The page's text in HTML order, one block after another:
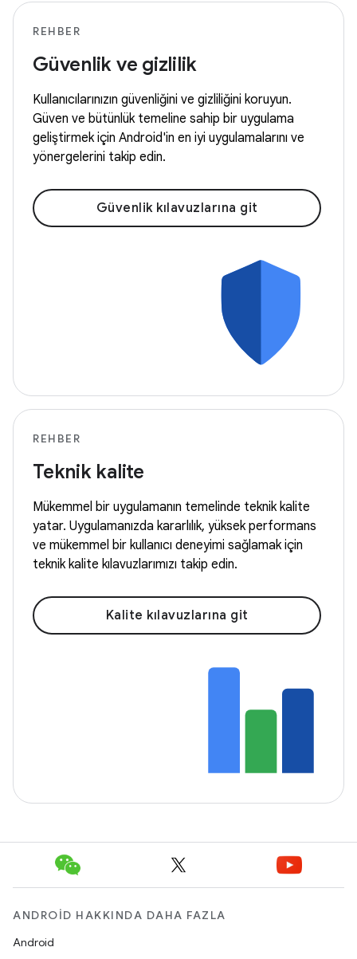
REHBER
Güvenlik ve gizlilik
Kullanıcılarınızın güvenliğini ve gizliliğini koruyun.
Güven ve bütünlük temeline sahip bir uygulama
geliştirmek için Android'in en iyi uygulamalarını ve
yönergelerini takip edin.
Güvenlik kılavuzlarına git
REHBER
Teknik kalite
Mükemmel bir uygulamanın temelinde teknik kalite
yatar. Uygulamanızda kararlılık, yüksek performans
ve mükemmel bir kullanıcı deneyimi sağlamak için
teknik kalite kılavuzlarımızı takip edin.
Kalite kılavuzlarına git
ANDROID HAKKINDA DAHA FAZLA
Android